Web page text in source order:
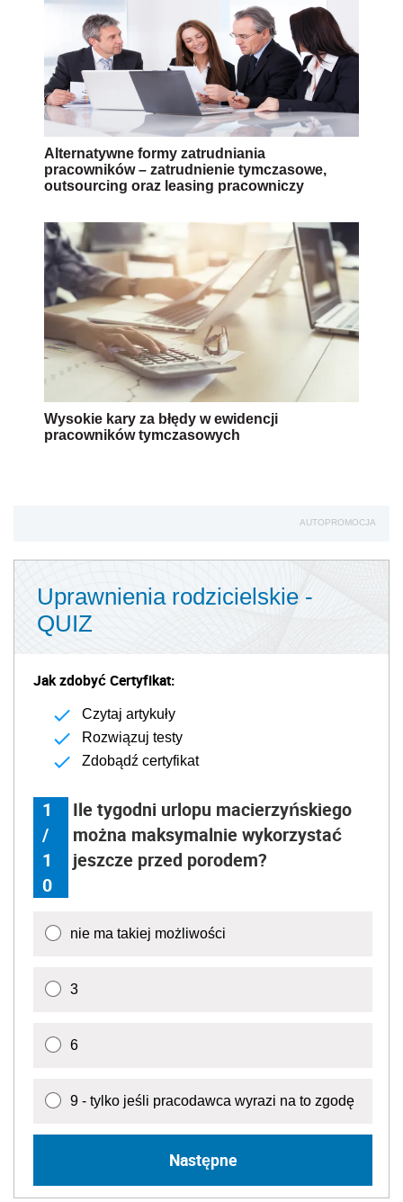
Alternatywne formy zatrudniania
pracowników – zatrudnienie tymczasowe,
outsourcing oraz leasing pracowniczy
Wysokie kary za błędy w ewidencji
pracowników tymczasowych
AUTOPROMOCJA
Uprawnienia rodzicielskie -
QUIZ
Jak zdobyć Certyfikat:
Czytaj artykuły
Rozwiązuj testy
Zdobądź certyfikat
1
/
1
0
Ile tygodni urlopu macierzyńskiego
można maksymalnie wykorzystać
jeszcze przed porodem?
nie ma takiej możliwości
3
6
9 - tylko jeśli pracodawca wyrazi na to zgodę
Następne